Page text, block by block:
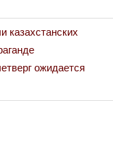
казахстанских
ожидается